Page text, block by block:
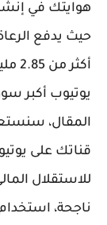
هوايتك في
حيث يدفع
يوتيوب أكبر
المقال،
قناتك على
للاستقلال
ناجحة،